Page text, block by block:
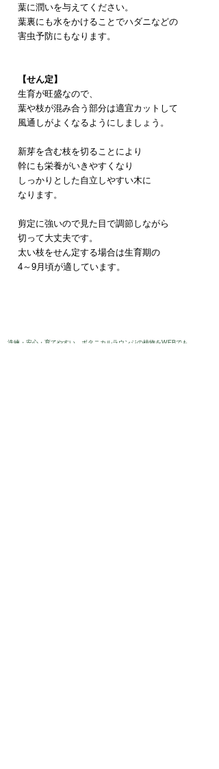
葉に潤いを与えてください。
葉裏にも水をかけることでハダニなどの
害虫予防にもなります。
【せん定】
生育が旺盛なので、
葉や枝が混み合う部分は適宜カットして
風通しがよくなるようにしましょう。
新芽を含む枝を切ることにより
幹にも栄養がいきやすくなり
しっかりとした自立しやすい木に
なります。
剪定に強いので見た目で調節しながら
切って大丈夫です。
太い枝をせん定する場合は生育期の
4～9月頃が適しています。
​洗練・安心・育てやすい。ボタニカルラウンジの植物をWEBでも。